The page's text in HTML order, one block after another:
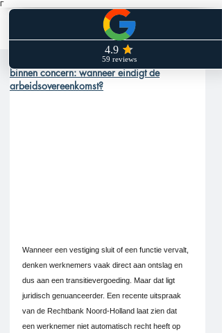
Γ
Geen transitievergoeding bij herplaatsing
binnen concern: wanneer eindigt de
arbeidsovereenkomst?
Wanneer een vestiging sluit of een functie vervalt,
denken werknemers vaak direct aan ontslag en
dus aan een transitievergoeding. Maar dat ligt
juridisch genuanceerder. Een recente uitspraak
van de Rechtbank Noord-Holland laat zien dat
een werknemer niet automatisch recht heeft op